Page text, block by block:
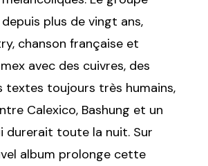
plus de vingt ans,
chanson française et
avec des cuivres, des
textes toujours très humains,
Calexico, Bashung et un
durerait toute la nuit. Sur
album prolonge cette